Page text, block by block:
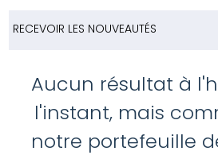
RECEVOIR LES NOUVEAUTÉS
Aucun résultat à
l'instant, mais
notre portefeuille